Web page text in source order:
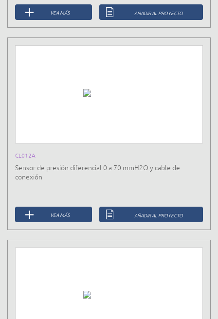
VEA MÁS AÑADIR AL PROYECTO
CL012A
Sensor de presión diferencial 0 a 70 mmH2O y cable de
conexión
VEA MÁS AÑADIR AL PROYECTO